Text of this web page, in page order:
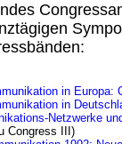
in Europa:
in
Netzwerke
Congress III)